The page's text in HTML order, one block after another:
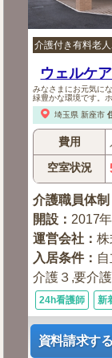
介護付き有料老
ウェルケ
みなさまにお元気に
緑豊かな環境です。
埼玉県 新座市
費用
空室状況
介護職員体制
開設 ： 2017
運営会社 ：株
入居条件：
介護３,要介
24h看護師 新
資料請求す